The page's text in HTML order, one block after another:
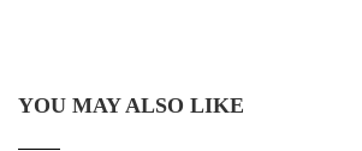
YOU MAY ALSO LIKE